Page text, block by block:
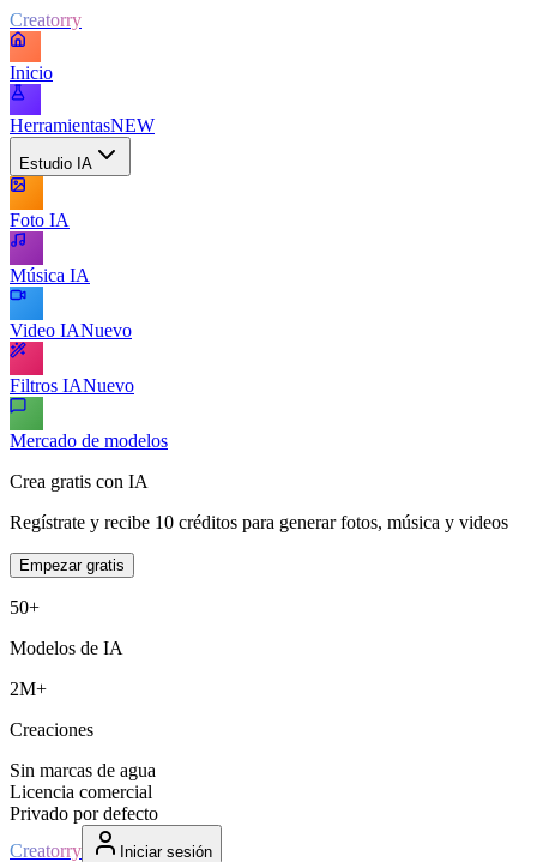
Creatorry
Inicio
HerramientasNEW
Estudio IA
Foto IA
Música IA
Video IANuevo
Filtros IANuevo
Mercado de modelos
Crea gratis con IA
Regístrate y recibe 10 créditos para generar fotos, música y videos
Empezar gratis
50+
Modelos de IA
2M+
Creaciones
Sin marcas de agua
Licencia comercial
Privado por defecto
Creatorry
Iniciar sesión